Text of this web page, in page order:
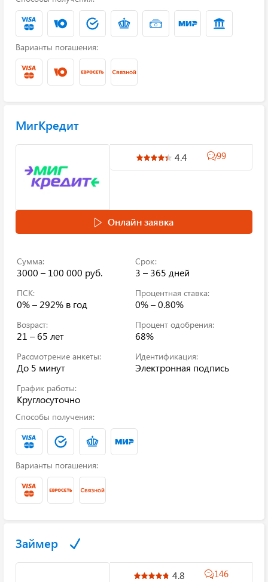
Варианты погашения:
МигКредит
4.4 99
Онлайн заявка
Сумма:
3000 – 100 000 руб.
Срок:
3 – 365 дней
ПСК:
0% – 292% в год
Процентная ставка:
0% – 0.80%
Возраст:
21 – 65 лет
Процент одобрения:
68%
Рассмотрение анкеты:
До 5 минут
Идентификация:
Электронная подпись
График работы:
Круглосуточно
Способы получения:
Варианты погашения:
Займер
4.8 146